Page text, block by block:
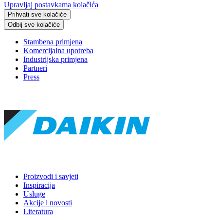
Upravljaj postavkama kolačića
Prihvati sve kolačiće
Odbij sve kolačiće
Stambena primjena
Komercijalna upotreba
Industrijska primjena
Partneri
Press
Proizvodi i savjeti
Inspiracija
Usluge
Akcije i novosti
Literatura